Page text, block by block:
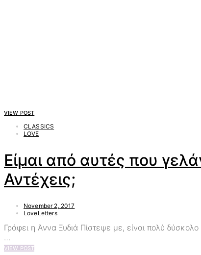
VIEW POST
CLASSICS
LOVE
Είμαι από αυτές που
Αντέχεις;
November 2, 2017
LoveLetters
Γράφει η Άννα Ξυδιά Πίστεψε με, είναι πολύ
…
VIEW POST